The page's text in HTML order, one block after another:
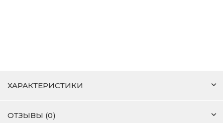
ХАРАКТЕРИСТИКИ
ОТЗЫВЫ (0)